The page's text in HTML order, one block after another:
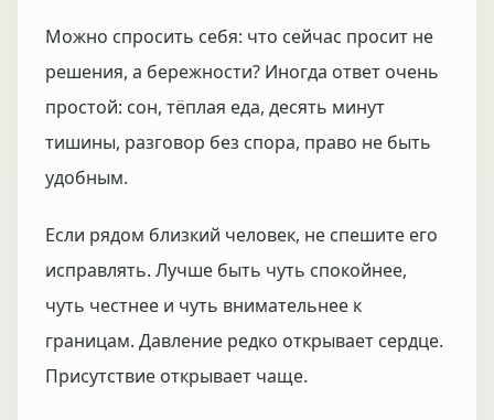
Можно спросить себя: что сейчас просит не
решения, а бережности? Иногда ответ очень
простой: сон, тёплая еда, десять минут
тишины, разговор без спора, право не быть
удобным.
Если рядом близкий человек, не спешите его
исправлять. Лучше быть чуть спокойнее,
чуть честнее и чуть внимательнее к
границам. Давление редко открывает сердце.
Присутствие открывает чаще.